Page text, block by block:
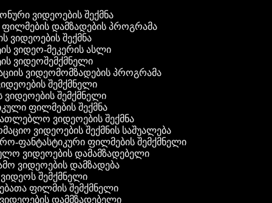
ვიდეოების შექმნა
ფილმების დამზადების პროგრამა
ვიდეოების შექმნა
ვიდეო-მეკერის ასლი
ვიდეოშემქმნელი
ვიდეომომზადების პროგრამა
შემქმნელი
ვიდეოების შემქმნელი
ფილმების შექმნა
ვიდეოების შექმნა
ვიდეოების შექმნის საშუალება
ფანტასტიკური ფილმების შემქმნელი
ვიდეოების დამამზადებელი
ვიდეოების დამზადება
ვიდეოს შემქმნელი
ფილმის შემქმნელი
ვიდეოების დამმზადებელი